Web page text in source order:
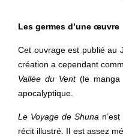
Les germes d’une œuvre
Cet ouvrage est publié au
création a cependant
Vallée du Vent(le manga
apocalyptique.
Le Voyage de Shuna
récit illustré. Il est assez